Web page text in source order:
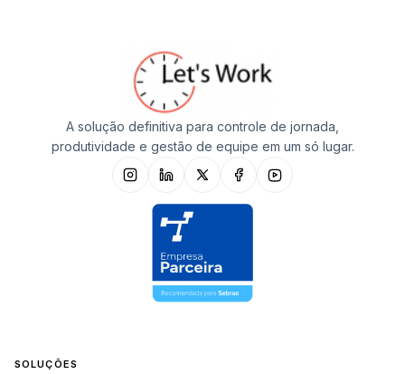
A solução definitiva para controle de jornada,
produtividade e gestão de equipe em um só lugar.
SOLUÇÕES